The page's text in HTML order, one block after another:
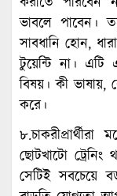
ভাবলে পাবেন।
সাবধানি হোন,
টুয়েন্টি না। এটি
বিষয়। কী ভাষায়,
করে।
ছোটখাটো
সেটিই সবচেয়ে